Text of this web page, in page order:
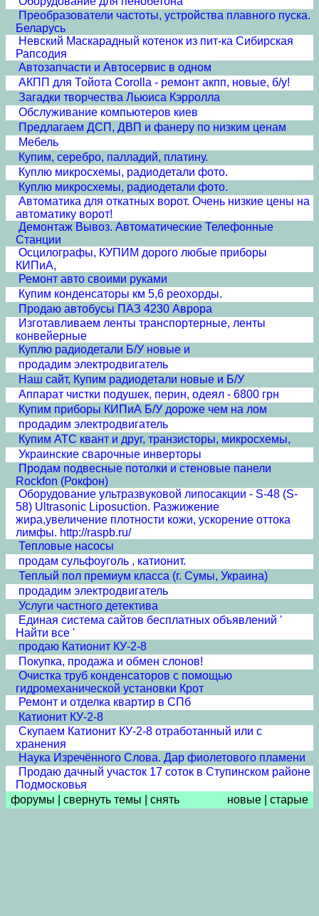
Преобразователи частоты, устройства плавного пуска.
Беларусь
Невский Маскарадный котенок из пит-ка Сибирская
Рапсодия
Автозапчасти и Автосервис в одном
АКПП для Тойота Corolla - ремонт акпп, новые, б/у!
Загадки творчества Льюиса Кэрролла
Обслуживание компьютеров киев
Предлагаем ДСП, ДВП и фанеру по низким ценам
Мебель
Купим, серебро, палладий, платину.
Куплю микросхемы, радиодетали фото.
Куплю микросхемы, радиодетали фото.
Автоматика для откатных ворот. Очень низкие цены на
автоматику ворот!
Демонтаж Вывоз. Автоматические Телефонные
Станции
Осцилографы, КУПИМ дорого любые приборы
КИПиА,
Ремонт авто своими руками
Купим конденсаторы км 5,6 реохорды.
Продаю автобусы ПАЗ 4230 Аврора
Изготавливаем ленты транспортерные, ленты
конвейерные
Куплю радиодетали Б/У новые и
продадим электродвигатель
Наш сайт, Купим радиодетали новые и Б/У
Аппарат чистки подушек, перин, одеял - 6800 грн
Купим приборы КИПиА Б/У дороже чем на лом
продадим электродвигатель
Купим АТС квант и друг, транзисторы, микросхемы,
Украинские сварочные инверторы
Продам подвесные потолки и стеновые панели
Rockfon (Рокфон)
Оборудование ультразвуковой липосакции - S-48 (S-
58) Ultrasonic Liposuction. Разжижение
жира,увеличение плотности кожи, ускорение оттока
лимфы. http://raspb.ru/
Тепловые насосы
продам сульфоуголь , катионит.
Теплый пол премиум класса (г. Сумы, Украина)
продадим электродвигатель
Услуги частного детектива
Единая система сайтов бесплатных объявлений '
Найти все '
продаю Катионит КУ-2-8
Покупка, продажа и обмен слонов!
Очистка труб конденсаторов с помощью
гидромеханической установки Крот
Ремонт и отделка квартир в СПб
Катионит КУ-2-8
Скупаем Катионит КУ-2-8 отработанный или с
хранения
Наука Изречённого Слова. Дар фиолетового пламени
Продаю дачный участок 17 соток в Ступинском районе
Подмосковья
форумы
свернуть темы снять новые старые